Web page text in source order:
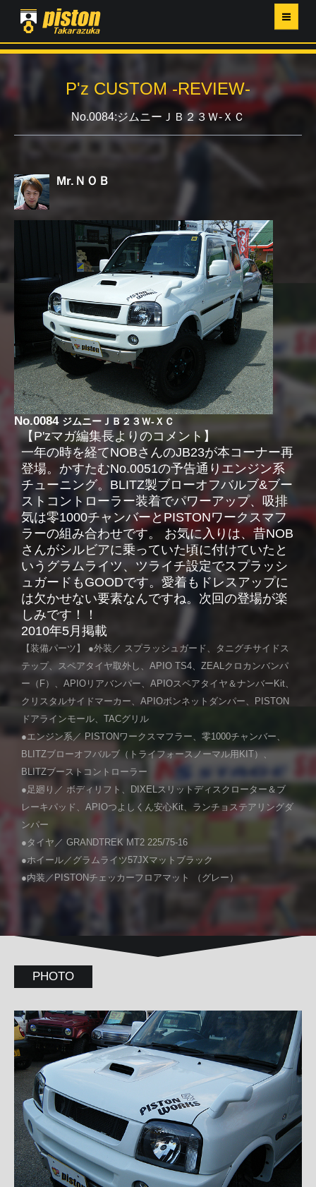
P'Z MAGAZINE
PISTON YAHOO店
店舗ご案内
P'z CUSTOM -REVIEW-
No.0084:ジムニーＪＢ２３Ｗ-ＸＣ
Mr.ＮＯＢ
No.0084 ジムニーＪＢ２３Ｗ-ＸＣ
【P'zマガ編集長よりのコメント】
一年の時を経てNOBさんのJB23が本コーナー再
登場。かすたむNo.0051の予告通りエンジン系
チューニング。BLITZ製ブローオフバルブ&ブー
ストコントローラー装着でパワーアップ、吸排
気は零1000チャンバーとPISTONワークスマフ
ラーの組み合わせです。 お気に入りは、昔NOB
さんがシルビアに乗っていた頃に付けていたと
いうグラムライツ、ツライチ設定でスプラッシ
ュガードもGOODです。愛着もドレスアップに
は欠かせない要素なんですね。次回の登場が楽
しみです！！
2010年5月掲載
【装備パーツ】 ●外装／ スプラッシュガード、タニグチサイドス
テップ、スペアタイヤ取外し、APIO TS4、ZEALクロカンバンパ
ー（F）、APIOリアバンパー、APIOスペアタイヤ＆ナンバーKit、
クリスタルサイドマーカー、APIOボンネットダンパー、PISTON
ドアラインモール、TACグリル
●エンジン系／ PISTONワークスマフラー、零1000チャンバー、
BLITZブローオフバルブ（トライフォースノーマル用KIT）、
BLITZブーストコントローラー
●足廻り／ ボディリフト、DIXELスリットディスクローター＆ブ
レーキパッド、APIOつよしくん安心Kit、ランチョステアリングダ
ンパー
●タイヤ／ GRANDTREK MT2 225/75-16
●ホイール／グラムライツ57JXマットブラック
●内装／PISTONチェッカーフロアマット （グレー）
PHOTO